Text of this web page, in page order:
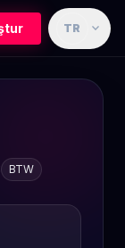
TR expand_more
BTW